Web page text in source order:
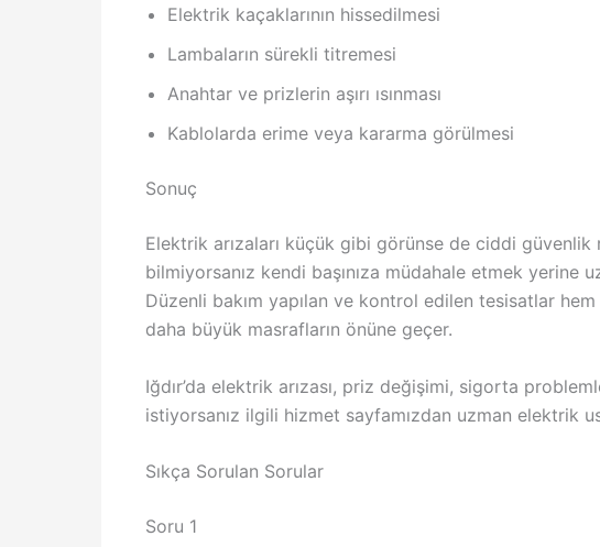
Elektrik kaçaklarının hissedilmesi
Lambaların sürekli titremesi
Anahtar ve prizlerin aşırı ısınması
Kablolarda erime veya kararma görülmesi
Sonuç
Elektrik arızaları küçük gibi görünse de ciddi güvenlik
bilmiyorsanız kendi başınıza müdahale etmek yerine
Düzenli bakım yapılan ve kontrol edilen tesisatlar
daha büyük masrafların önüne geçer.
Iğdır’da elektrik arızası, priz değişimi, sigorta
istiyorsanız ilgili hizmet sayfamızdan uzman elektrik
Sıkça Sorulan Sorular
Soru 1